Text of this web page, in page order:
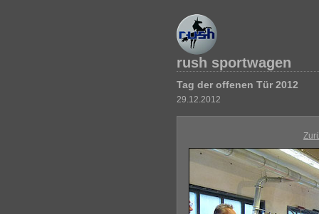
rush sportwagen
Tag der offenen Tür 2012
29.12.2012